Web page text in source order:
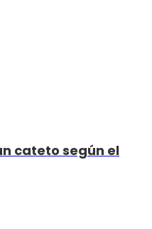
cateto según el